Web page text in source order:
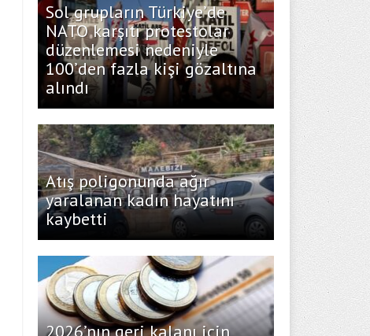
Sol grupların Türkiye’de
NATO karşıtı protestolar
düzenlemesi nedeniyle
100’den fazla kişi gözaltına
alındı
Atış poligonunda ağır
yaralanan kadın hayatını
kaybetti
2026’nın geri kalanı için